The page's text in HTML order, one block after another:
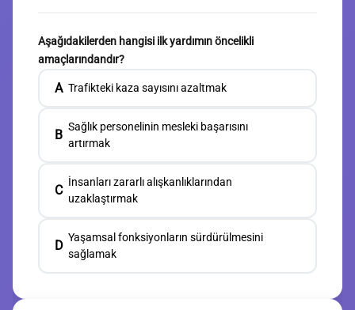
Aşağıdakilerden hangisi ilk yardımın öncelikli
amaçlarındandır?
A Trafikteki kaza sayısını azaltmak
B
Sağlık personelinin mesleki başarısını
artırmak
C
İnsanları zararlı alışkanlıklarından
uzaklaştırmak
D
Yaşamsal fonksiyonların sürdürülmesini
sağlamak